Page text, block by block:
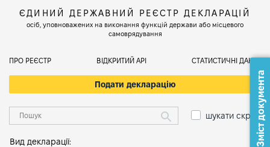
ЄДИНИЙ ДЕРЖАВНИЙ РЕЄСТР ДЕКЛАРАЦІЙ
осіб, уповноважених на виконання функцій держави або місцевого
самоврядування
ПРО РЕЄСТР ВІДКРИТИЙ АРІ СТАТИСТИЧНІ ДАНІ
Подати декларацію
шукати скрізь
Вид декларації: Зміст документа